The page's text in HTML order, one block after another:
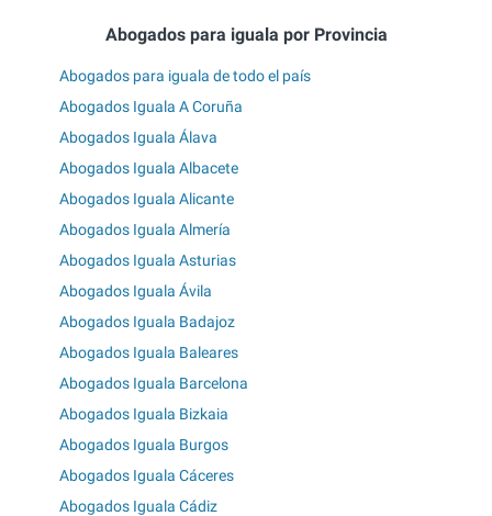
Abogados para iguala por Provincia
Abogados para iguala de todo el país
Abogados Iguala A Coruña
Abogados Iguala Álava
Abogados Iguala Albacete
Abogados Iguala Alicante
Abogados Iguala Almería
Abogados Iguala Asturias
Abogados Iguala Ávila
Abogados Iguala Badajoz
Abogados Iguala Baleares
Abogados Iguala Barcelona
Abogados Iguala Bizkaia
Abogados Iguala Burgos
Abogados Iguala Cáceres
Abogados Iguala Cádiz